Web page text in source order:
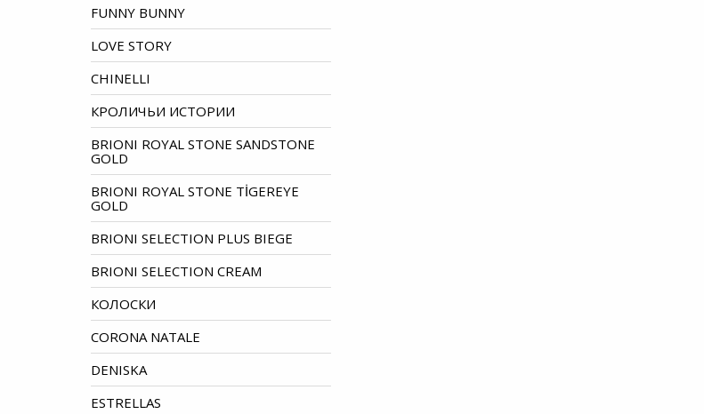
FUNNY BUNNY
LOVE STORY
CHINELLI
КРОЛИЧЬИ ИСТОРИИ
BRIONI ROYAL STONE SANDSTONE
GOLD
BRIONI ROYAL STONE TİGEREYE
GOLD
BRIONI SELECTION PLUS BIEGE
BRIONI SELECTION CREAM
КОЛОСКИ
CORONA NATALE
DENISKA
ESTRELLAS